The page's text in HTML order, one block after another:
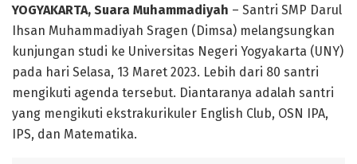
YOGYAKARTA, Suara Muhammadiyah – Santri SMP Darul
Ihsan Muhammadiyah Sragen (Dimsa) melangsungkan
kunjungan studi ke Universitas Negeri Yogyakarta (UNY)
pada hari Selasa, 13 Maret 2023. Lebih dari 80 santri
mengikuti agenda tersebut. Diantaranya adalah santri
yang mengikuti ekstrakurikuler English Club, OSN IPA,
IPS, dan Matematika.